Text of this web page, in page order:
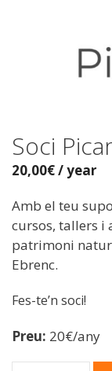
Soci
20,00€/ year
Amb el teu
cursos, tallers i
patrimoni
Ebrenc.
Fes-te’n soci!
Preu: 20€/any